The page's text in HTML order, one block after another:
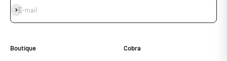
E-mail
S'inscrire
Boutique Cobra